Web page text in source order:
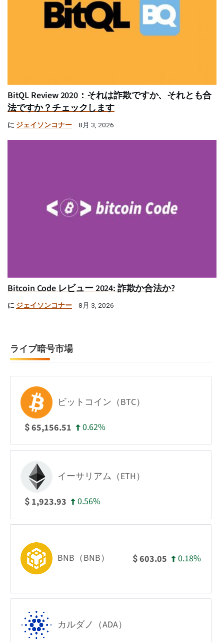
BitQL Review 2020：それは詐欺ですか、それとも合
法ですか？チェックします
に ジェイソンコナー 8月 3, 2026
Bitcoin Code レビュー 2024: 詐欺か合法か?
に ジェイソンコナー 8月 3, 2026
ライブ暗号市場
ビットコイン（BTC）
$65,156.51 0.62%
イーサリアム（ETH）
$ 1,923.93 0.56%
BNB（BNB） $603.05 0.18%
カルダノ（ADA）